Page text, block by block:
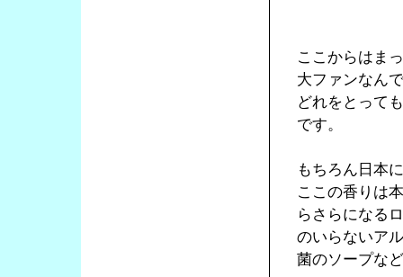
ここからはま
大ファンなん
どれをとって
です。
もちろん日本
ここの香りは
らさらになる
のいらないア
菌のソープな